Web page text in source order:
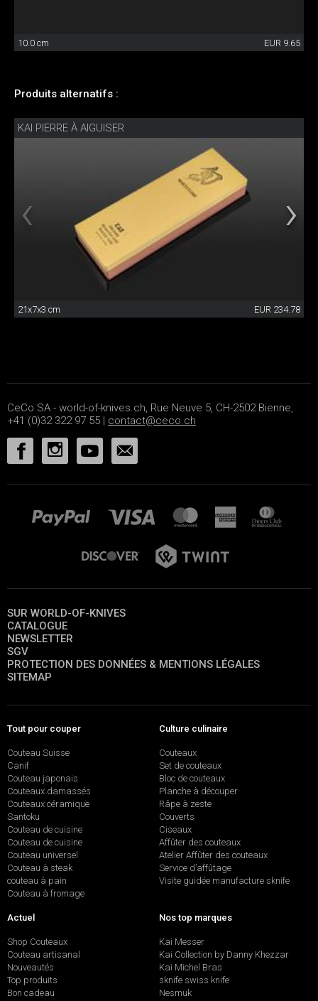
10.0 cm EUR 9.65
Produits alternatifs :
KAI PIERRE À AIGUISER
21x7x3 cm EUR 234.78
CeCo SA - world-of-knives.ch, Rue Neuve 5, CH-2502 Bienne,
+41 (0)32 322 97 55 | contact@ceco.ch
SUR WORLD-OF-KNIVES
CATALOGUE
NEWSLETTER
SGV
PROTECTION DES DONNÉES & MENTIONS LÉGALES
SITEMAP
Tout pour couper
Couteau Suisse
Canif
Couteau japonais
Couteaux damassés
Couteaux céramique
Santoku
Couteau de cuisine
Couteau de cuisine
Couteau universel
Couteau à steak
couteau à pain
Couteau à fromage
Culture culinaire
Couteaux
Set de couteaux
Bloc de couteaux
Planche à découper
Râpe à zeste
Couverts
Ciseaux
Affûter des couteaux
Atelier Affûter des couteaux
Service d’affûtage
Visite guidée manufacture sknife
Actuel
Shop Couteaux
Couteau artisanal
Nouveautés
Top produits
Bon cadeau
Nos top marques
Kai Messer
Kai Collection by Danny Khezzar
Kai Michel Bras
sknife swiss knife
Nesmuk